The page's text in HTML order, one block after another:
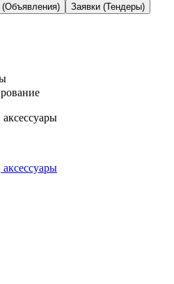
Заявки (Тендеры)